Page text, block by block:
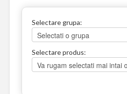
Selectare grupa:
Selectare produs: